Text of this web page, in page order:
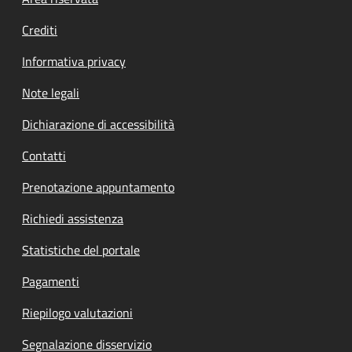
Crediti
Informativa privacy
Note legali
Dichiarazione di accessibilità
Contatti
Prenotazione appuntamento
Richiedi assistenza
Statistiche del portale
Pagamenti
Riepilogo valutazioni
Segnalazione disservizio